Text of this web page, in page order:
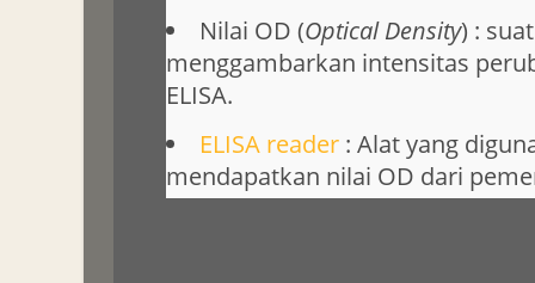
Nilai OD (Optical Density) :
menggambarkan intensitas
ELISA.
ELISA reader: Alat yang
mendapatkan nilai OD dari